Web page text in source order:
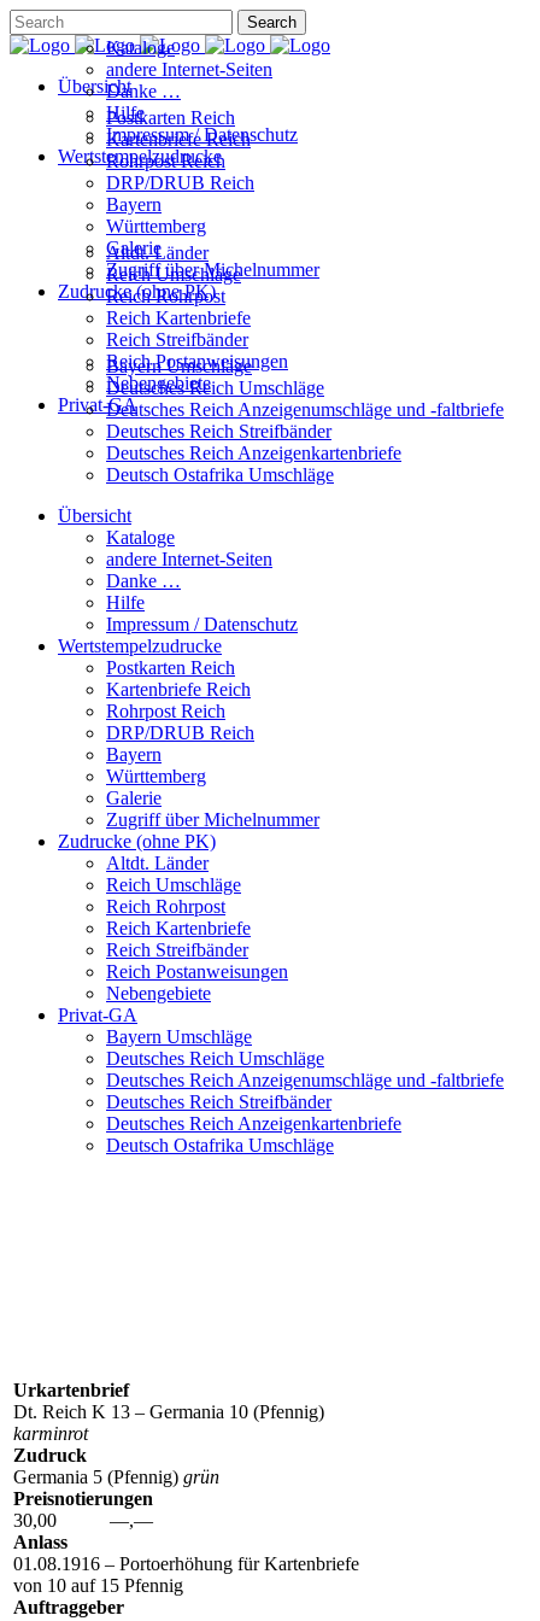
Übersicht
Kataloge
andere Internet-Seiten
Danke …
Hilfe
Impressum / Datenschutz
Wertstempelzudrucke
Postkarten Reich
Kartenbriefe Reich
Rohrpost Reich
DRP/DRUB Reich
Bayern
Württemberg
Galerie
Zugriff über Michelnummer
Zudrucke (ohne PK)
Altdt. Länder
Reich Umschläge
Reich Rohrpost
Reich Kartenbriefe
Reich Streifbänder
Reich Postanweisungen
Nebengebiete
Privat-GA
Bayern Umschläge
Deutsches Reich Umschläge
Deutsches Reich Anzeigenumschläge und -faltbriefe
Deutsches Reich Streifbänder
Deutsches Reich Anzeigenkartenbriefe
Deutsch Ostafrika Umschläge
Übersicht
Kataloge
andere Internet-Seiten
Danke …
Hilfe
Impressum / Datenschutz
Wertstempelzudrucke
Postkarten Reich
Kartenbriefe Reich
Rohrpost Reich
DRP/DRUB Reich
Bayern
Württemberg
Galerie
Zugriff über Michelnummer
Zudrucke (ohne PK)
Altdt. Länder
Reich Umschläge
Reich Rohrpost
Reich Kartenbriefe
Reich Streifbänder
Reich Postanweisungen
Nebengebiete
Privat-GA
Bayern Umschläge
Deutsches Reich Umschläge
Deutsches Reich Anzeigenumschläge und -faltbriefe
Deutsches Reich Streifbänder
Deutsches Reich Anzeigenkartenbriefe
Deutsch Ostafrika Umschläge
K 13 Z 1 (KZP 1III)
Urkartenbrief
Dt. Reich K 13 – Germania 10 (Pfennig)
karminrot
Zudruck
Germania 5 (Pfennig) grün
Preisnotierungen
30,00 —,—
Anlass
01.08.1916 – Portoerhöhung für Kartenbriefe
von 10 auf 15 Pfennig
Auftraggeber